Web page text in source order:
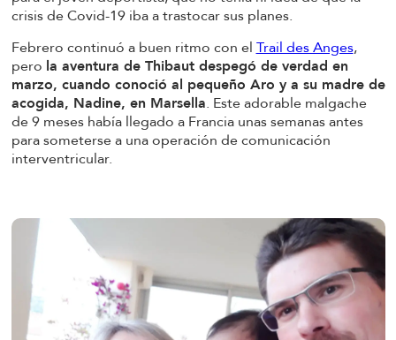
crisis de Covid-19 iba a trastocar sus planes.
Febrero continuó a buen ritmo con el Trail des Anges,
pero la aventura de Thibaut despegó de verdad en
marzo, cuando conoció al pequeño Aro y a su madre de
acogida, Nadine, en Marsella. Este adorable malgache
de 9 meses había llegado a Francia unas semanas antes
para someterse a una operación de comunicación
interventricular.